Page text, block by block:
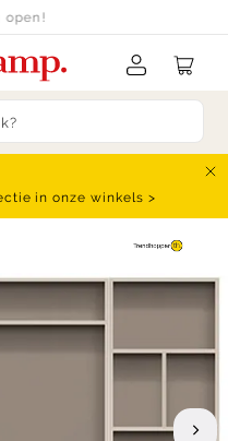
open!
in onze winkels >